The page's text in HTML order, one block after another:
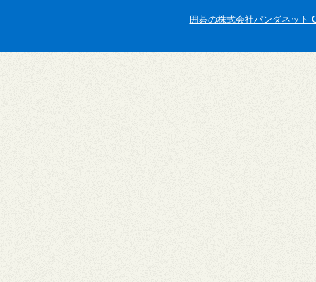
囲碁の株式会社パンダネット